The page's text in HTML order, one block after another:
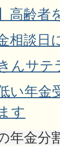
高齢
相談日
んサ
い年金
す
年金分